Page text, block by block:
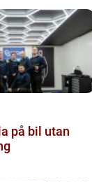
på bil utan